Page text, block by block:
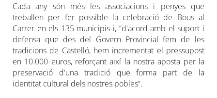
Cada any són més les associacions i penyes que
treballen per fer possible la celebració de Bous al
Carrer en els 135 municipis i, “d'acord amb el suport i
defensa que des del Govern Provincial fem de les
tradicions de Castelló, hem incrementat el pressupost
en 10.000 euros, reforçant així la nostra aposta per la
preservació d'una tradició que forma part de la
identitat cultural dels nostres pobles”.